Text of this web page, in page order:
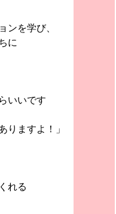
ンを学び、
に
いいです
りますよ！」
れる